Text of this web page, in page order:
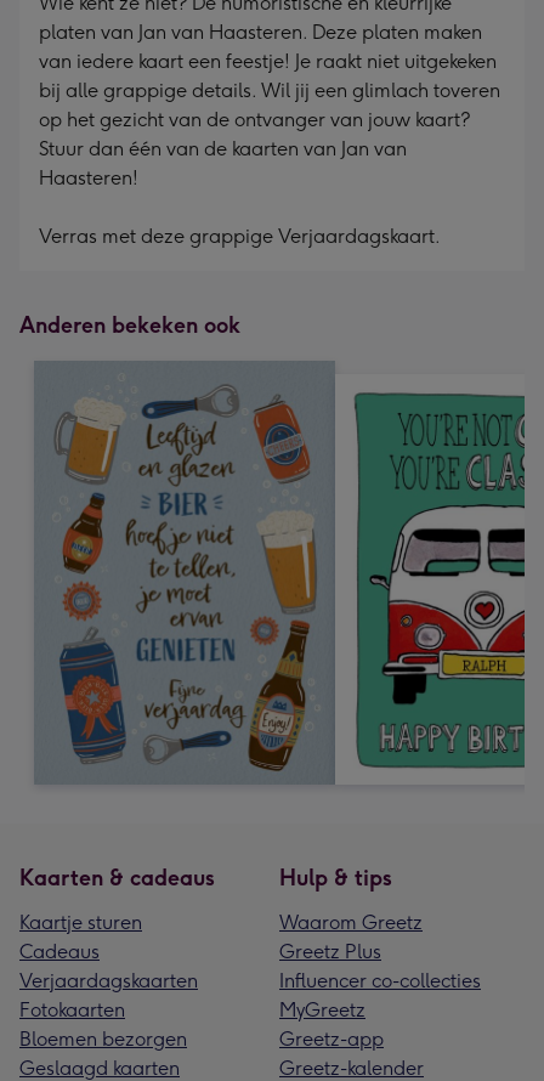
platen van Jan van Haasteren. Deze platen maken
van iedere kaart een feestje! Je raakt niet uitgekeken
bij alle grappige details. Wil jij een glimlach toveren
op het gezicht van de ontvanger van jouw kaart?
Stuur dan één van de kaarten van Jan van
Haasteren!
Verras met deze grappige Verjaardagskaart.
Anderen bekeken ook
Kaarten & cadeaus
Kaartje sturen
Cadeaus
Verjaardagskaarten
Fotokaarten
Bloemen bezorgen
Geslaagd kaarten
Hulp & tips
Waarom Greetz
Greetz Plus
Influencer co-collecties
MyGreetz
Greetz-app
Greetz-kalender